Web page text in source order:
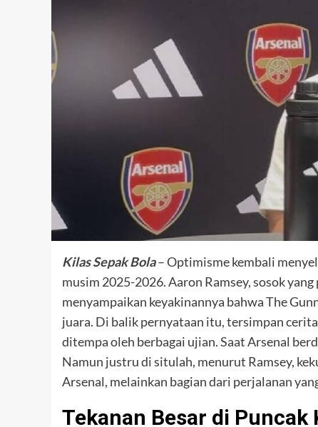
Kilas Sepak Bola– Optimisme kembali
musim 2025-2026. Aaron Ramsey, sosok
menyampaikan keyakinannya bahwa The
juara. Di balik pernyataan itu, tersimpan
ditempa oleh berbagai ujian. Saat Arsenal
Namun justru di situlah, menurut Ramsey,
Arsenal, melainkan bagian dari perjalanan
Tekanan Besar di